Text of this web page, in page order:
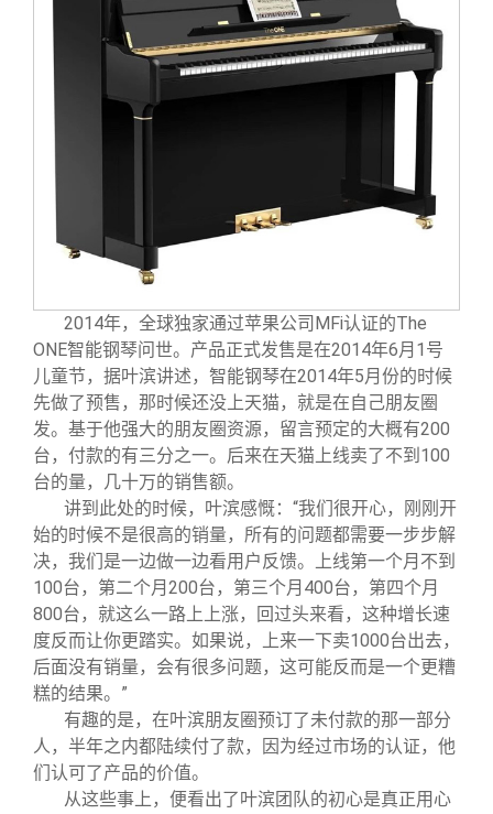
2014年，全球独家通过苹果公司MFi认证的The
ONE智能钢琴问世。产品正式发售是在2014年6月1号
儿童节，据叶滨讲述，智能钢琴在2014年5月份的时候
先做了预售，那时候还没上天猫，就是在自己朋友圈
发。基于他强大的朋友圈资源，留言预定的大概有200
台，付款的有三分之一。后来在天猫上线卖了不到100
台的量，几十万的销售额。
讲到此处的时候，叶滨感慨：“我们很开心，刚刚开
始的时候不是很高的销量，所有的问题都需要一步步解
决，我们是一边做一边看用户反馈。上线第一个月不到
100台，第二个月200台，第三个月400台，第四个月
800台，就这么一路上上涨，回过头来看，这种增长速
度反而让你更踏实。如果说，上来一下卖1000台出去，
后面没有销量，会有很多问题，这可能反而是一个更糟
糕的结果。”
有趣的是，在叶滨朋友圈预订了未付款的那一部分
人，半年之内都陆续付了款，因为经过市场的认证，他
们认可了产品的价值。
从这些事上，便看出了叶滨团队的初心是真正用心